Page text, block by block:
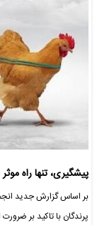
پیشگیری، تنها راه موثر مقابله با آنفولانزا است
بر اساس گزارش جدید
پرندگان با تاکید بر